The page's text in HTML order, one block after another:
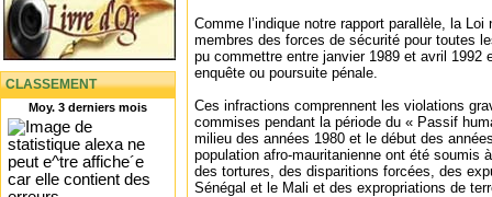
CLASSEMENT
Moy. 3 derniers mois
Comme l’indique notre rapport parallèle, la Loi
membres des forces de sécurité pour toutes
pu commettre entre janvier 1989 et avril 1992
enquête ou poursuite pénale.
Ces infractions comprennent les violations
commises pendant la période du « Passif
milieu des années 1980 et le début des
population afro-mauritanienne ont été soumis
des tortures, des disparitions forcées, des
Sénégal et le Mali et des expropriations de